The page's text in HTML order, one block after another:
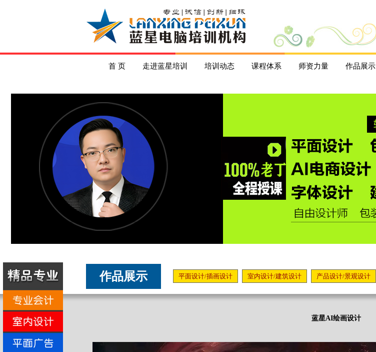
首 页 走进蓝星培训 培训动态 课程体系 师资力量 作品展示
作品展示 平面设计/插画设计 室内设计/建筑设计 产品设计/景观设计
蓝星AI绘画设计